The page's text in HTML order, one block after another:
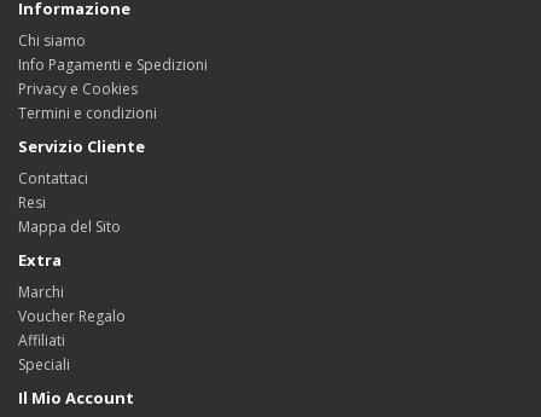
Informazione
Chi siamo
Info Pagamenti e Spedizioni
Privacy e Cookies
Termini e condizioni
Servizio Cliente
Contattaci
Resi
Mappa del Sito
Extra
Marchi
Voucher Regalo
Affiliati
Speciali
Il Mio Account